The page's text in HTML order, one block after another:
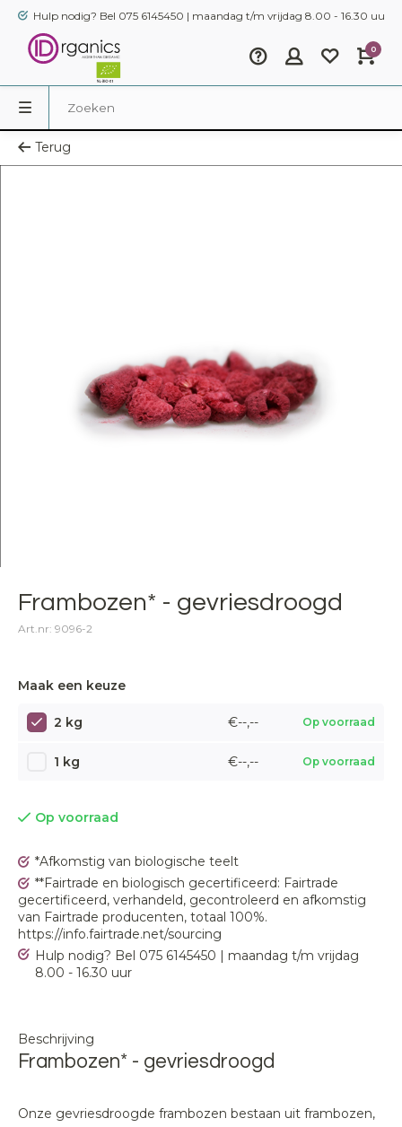
Hulp nodig? Bel 075 6145450 | maandag t/m vrijdag 8.00 - 16.30 uur
0
Terug
Frambozen* - gevriesdroogd
Art.nr: 9096-2
Maak een keuze
2 kg €--,-- Op voorraad
1 kg €--,-- Op voorraad
Op voorraad
*Afkomstig van biologische teelt
**Fairtrade en biologisch gecertificeerd: Fairtrade
gecertificeerd, verhandeld, gecontroleerd en afkomstig
van Fairtrade producenten, totaal 100%.
https://info.fairtrade.net/sourcing
Hulp nodig? Bel 075 6145450 | maandag t/m vrijdag
8.00 - 16.30 uur
Beschrijving
Frambozen* - gevriesdroogd
Onze gevriesdroogde frambozen bestaan uit frambozen,